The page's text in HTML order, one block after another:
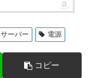
サーバー 電源
コピー